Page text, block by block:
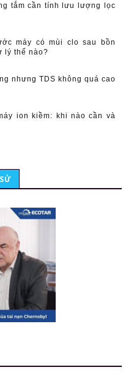
tắm cần tính lưu lượng lọc
máy có mùi clo sau bồn
lý thế nào?
nhưng TDS không quá cao
ion kiềm: khi nào cần và